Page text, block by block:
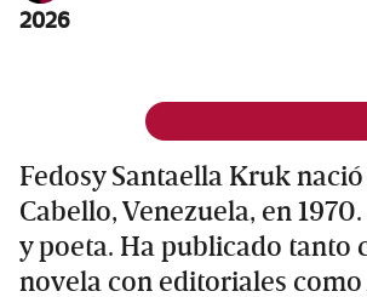
2026
Fedosy Santaella Kruk
Cabello, Venezuela, en
y poeta. Ha publicado tanto
novela con editoriales como